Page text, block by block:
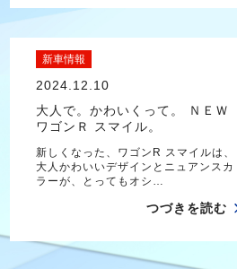
新車情報
2024.12.10
大人で。かわいくって。 ＮＥＷ
ワゴンＲ スマイル。
新しくなった、ワゴンR スマイルは、
大人かわいいデザインとニュアンスカ
ラーが、とってもオシ…
つづきを読む